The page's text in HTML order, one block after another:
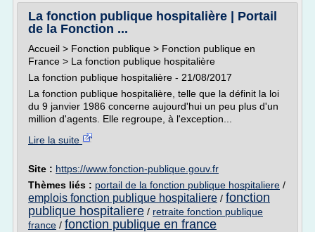
La fonction publique hospitalière | Portail
de la Fonction ...
Accueil > Fonction publique > Fonction publique en
France > La fonction publique hospitalière
La fonction publique hospitalière - 21/08/2017
La fonction publique hospitalière, telle que la définit la loi
du 9 janvier 1986 concerne aujourd'hui un peu plus d'un
million d'agents. Elle regroupe, à l'exception...
Lire la suite
Site : https://www.fonction-publique.gouv.fr
Thèmes liés : portail de la fonction publique hospitaliere /
emplois fonction publique hospitaliere / fonction
publique hospitaliere / retraite fonction publique
france / fonction publique en france